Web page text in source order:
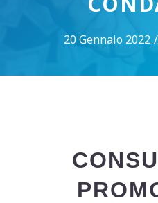
20 Gennaio 2022